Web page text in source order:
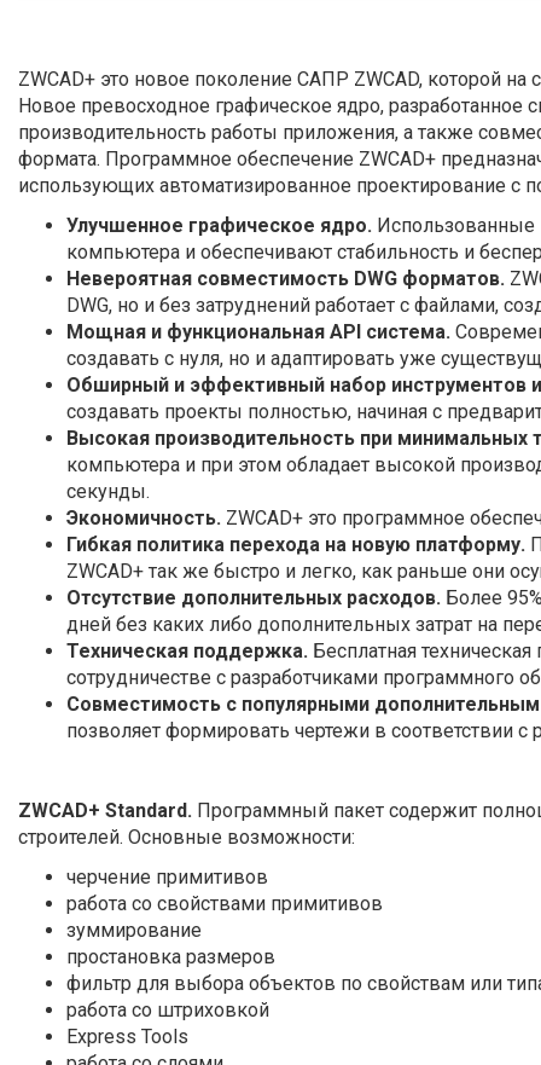
ZWCAD+ это новое поколение САПР ZWCAD, которой
Новое превосходное графическое ядро, разработанное
производительность работы приложения, а также
формата. Программное обеспечение ZWCAD+
использующих автоматизированное проектирование с
Улучшенное графическое ядро. Использованные
компьютера и обеспечивают стабильность и
Невероятная совместимость DWG форматов.
DWG, но и без затруднений работает с файлами,
Мощная и функциональная API система.
создавать с нуля, но и адаптировать уже
Обширный и эффективный набор инструментов
создавать проекты полностью, начиная с
Высокая производительность при минимальных
компьютера и при этом обладает высокой
секунды.
Экономичность. ZWCAD+ это программное
Гибкая политика перехода на новую платформу.
ZWCAD+ так же быстро и легко, как раньше они
Отсутствие дополнительных расходов. Более
дней без каких либо дополнительных затрат на
Техническая поддержка. Бесплатная
сотрудничестве с разработчиками программного
Совместимость с популярными
позволяет формировать чертежи в соответствии с
ZWCAD+ Standard. Программный пакет содержит
строителей. Основные возможности:
черчение примитивов
работа со свойствами примитивов
зуммирование
простановка размеров
фильтр для выбора объектов по свойствам или
работа со штриховкой
Express Tools